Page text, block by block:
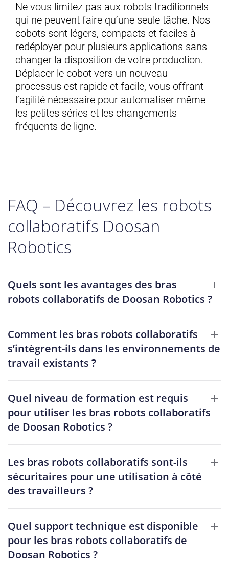
Ne vous limitez pas aux robots traditionnels
qui ne peuvent faire qu’une seule tâche. Nos
cobots sont légers, compacts et faciles à
redéployer pour plusieurs applications sans
changer la disposition de votre production.
Déplacer le cobot vers un nouveau
processus est rapide et facile, vous offrant
l’agilité nécessaire pour automatiser même
les petites séries et les changements
fréquents de ligne.
FAQ – Découvrez les robots
collaboratifs Doosan
Robotics
Quels sont les avantages des bras
robots collaboratifs de Doosan Robotics ?
Comment les bras robots collaboratifs
s’intègrent-ils dans les environnements de
travail existants ?
Quel niveau de formation est requis
pour utiliser les bras robots collaboratifs
de Doosan Robotics ?
Les bras robots collaboratifs sont-ils
sécuritaires pour une utilisation à côté
des travailleurs ?
Quel support technique est disponible
pour les bras robots collaboratifs de
Doosan Robotics ?